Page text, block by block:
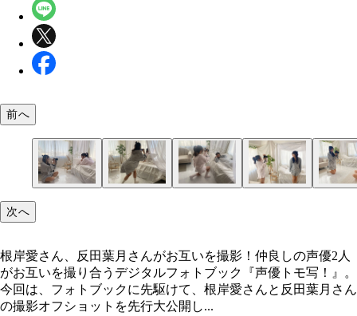
前へ
次へ
根岸愛さん、反田葉月さんがお互いを撮影！仲良しの声優2人
がお互いを撮り合うデジタルフォトブック『声優トモ写！』。
今回は、フォトブックに先駆けて、根岸愛さんと反田葉月さん
の撮影オフショットを先行大公開し...